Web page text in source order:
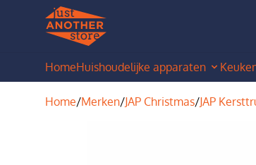
HomeHuishoudelijke apparaten
Home/Merken/JAP Christmas/JAP